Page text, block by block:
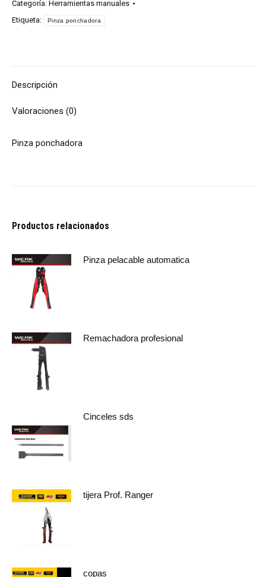
Categoría: Herramientas manuales
Etiqueta:
Pinza ponchadora
Descripción
Valoraciones (0)
Pinza ponchadora
Productos relacionados
Pinza pelacable automatica
Remachadora profesional
Cinceles sds
tijera Prof. Ranger
copas